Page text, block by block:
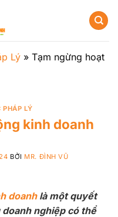
Lý » Tạm ngừng hoạt
PHÁP LÝ
kinh doanh
BỞI MR. ĐÌNH VŨ
doanhlà một quyết
nghiệp có thể